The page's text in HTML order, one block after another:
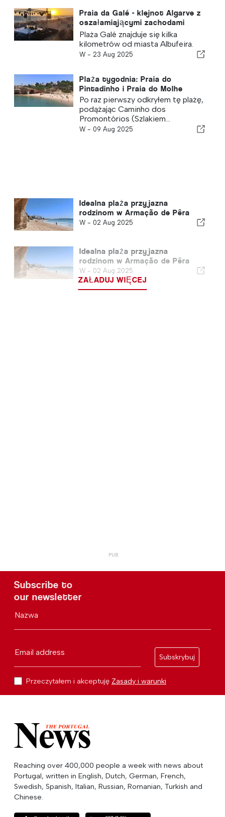
Praia da Galé - klejnot Algarve z
oszałamiającymi zachodami
słońca i letnimi imprezami
Plaża Galé znajduje się kilka
kilometrów od miasta Albufeira.
W - 23 Aug 2025
Plaża tygodnia: Praia do
Pintadinho i Praia do Molhe
Po raz pierwszy odkryłem tę plażę,
podążając Caminho dos
Promontórios (Szlakiem...
W - 09 Aug 2025
Idealna plaża przyjazna
rodzinom w Armação de Pêra
W - 02 Aug 2025
Idealna plaża przyjazna
rodzinom w Armação de Pêra
W - 02 Aug 2025
ZAŁADUJ WIĘCEJ
Subscribe to
our newsletter
Nazwa
Email address
Subskrybuj
Przeczytałem i akceptuję Zasady i warunki
Reaching over 400,000 people a week with news about
Portugal, written in English, Dutch, German, French,
Swedish, Spanish, Italian, Russian, Romanian, Turkish and
Chinese.